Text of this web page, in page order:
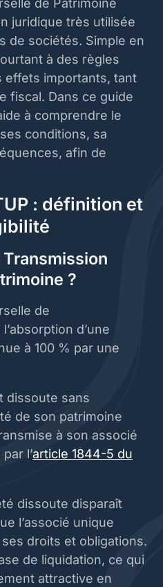
de Patrimoine
juridique très utilisée
de sociétés. Simple en
à des règles
effets importants, tant
fiscal. Dans ce guide
à comprendre le
conditions, sa
afin de
: définition et
Transmission
?
de
d’une
à 100 % par une
dissoute sans
de son patrimoine
à son associé
l’article 1844-5 du
dissoute disparaît
l’associé unique
droits et obligations.
de liquidation, ce qui
attractive en